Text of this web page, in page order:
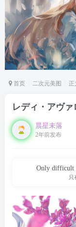
首页 二次元美图 正
レディ・アヴァ
晨星未落
2年前发布
Only difficult
只